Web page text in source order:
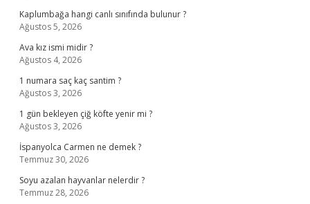
Kaplumbağa hangi canlı sınıfında bulunur ?
Ağustos 5, 2026
Ava kız ismi midir ?
Ağustos 4, 2026
1 numara saç kaç santim ?
Ağustos 3, 2026
1 gün bekleyen çiğ köfte yenir mi ?
Ağustos 3, 2026
İspanyolca Carmen ne demek ?
Temmuz 30, 2026
Soyu azalan hayvanlar nelerdir ?
Temmuz 28, 2026